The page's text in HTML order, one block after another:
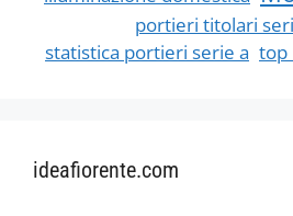
portieri titolari
statistica portieri serie a top
ideafiorente.com